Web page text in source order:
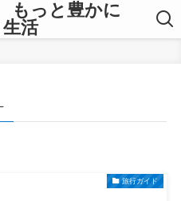
もっと豊かに
活
旅行ガイド